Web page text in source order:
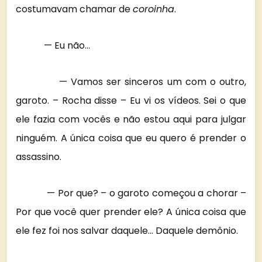
costumavam chamar decoroinha.
— Eu não…
— Vamos ser sinceros um com o outro,
garoto. – Rocha disse – Eu vi os vídeos. Sei o que
ele fazia com vocês e não estou aqui para julgar
ninguém. A única coisa que eu quero é prender o
assassino.
— Por que? – o garoto começou a chorar –
Por que você quer prender ele? A única coisa que
ele fez foi nos salvar daquele… Daquele demônio.